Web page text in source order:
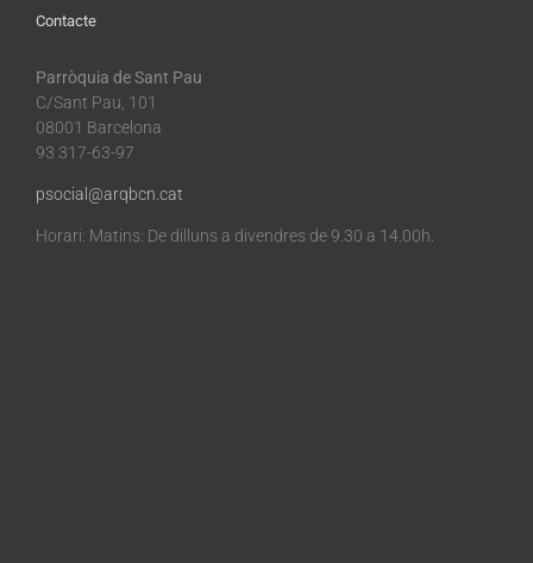
Contacte
Parròquia de Sant Pau
C/Sant Pau, 101
08001 Barcelona
93 317-63-97
psocial@arqbcn.cat
Horari: Matins: De dilluns a divendres de 9.30 a 14.00h.